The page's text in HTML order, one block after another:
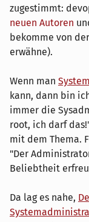
zugestimmt:
neuen Autoren
bekomme von
erwähne).
Wenn man
kann, dann bin
immer die
root, ich darf
mit dem Thema.
"Der
Beliebtheit
Da lag es nahe,